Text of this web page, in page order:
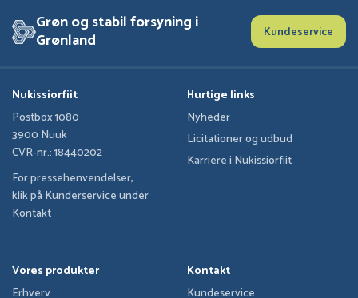
Grøn og stabil forsyning i
Grønland Kundeservice
Nukissiorfiit
Postbox 1080
3900 Nuuk
CVR-nr.: 18440202
For pressehenvendelser,
klik på Kunderservice under
Kontakt
Hurtige links
Nyheder
Licitationer og udbud
Karriere i Nukissiorfiit
Vores produkter
Erhverv
Kontakt
Kundeservice